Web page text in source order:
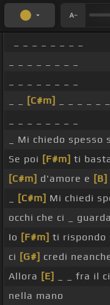
[C#m]
_ Mi chiedo spesso
Se poi [F#m] ti
[C#m] d'amore e [B]
[C#m] Mi chiedi
occhi che ci _
Io [F#m] ti rispondo
ci [G#] credi
Allora [E] _ _ fra il
nella mano